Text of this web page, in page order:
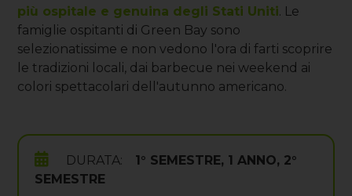
più ospitale e genuina degli Stati Uniti. Le
famiglie ospitanti di Green Bay sono
selezionatissime e non vedono l'ora di farti scoprire
le tradizioni locali, dai barbecue nei weekend ai
colori spettacolari dell'autunno americano.
DURATA:
1° SEMESTRE, 1 ANNO, 2°
SEMESTRE